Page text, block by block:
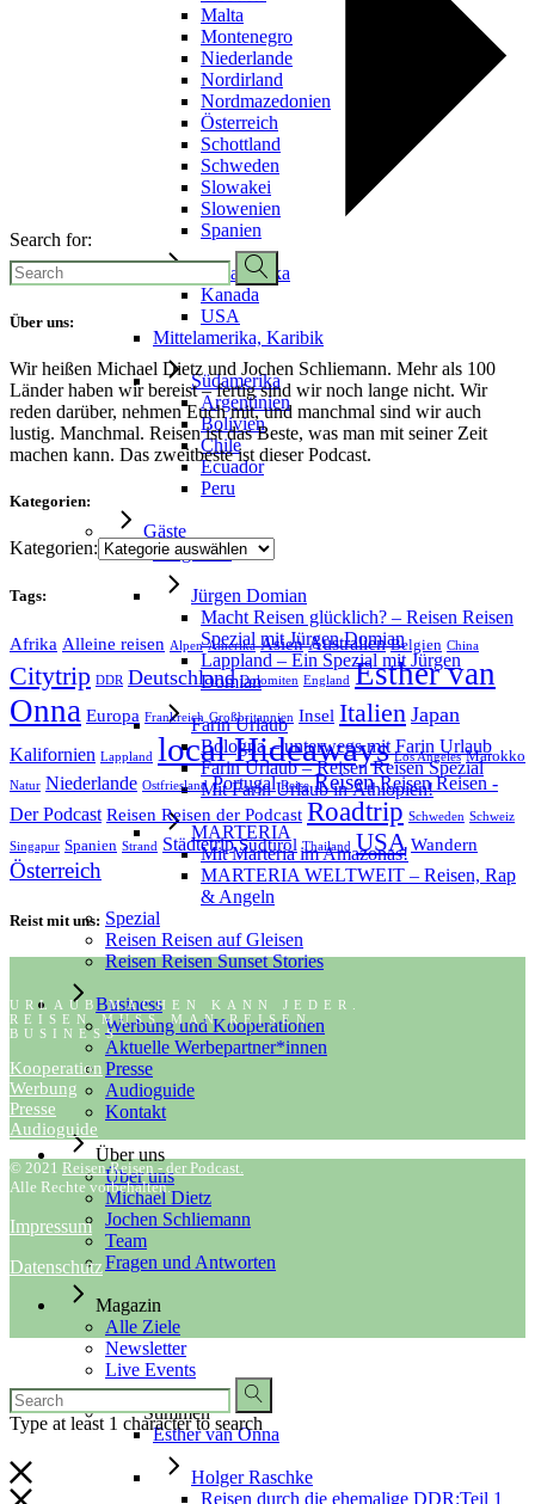
Malta
Montenegro
Niederlande
Nordirland
Nordmazedonien
Österreich
Schottland
Schweden
Slowakei
Slowenien
Spanien
Nordamerika
Kanada
USA
Mittelamerika, Karibik
Südamerika
Argentinien
Bolivien
Chile
Ecuador
Peru
Gäste
Alligatoah
Jürgen Domian
Macht Reisen glücklich? – Reisen Reisen
Spezial mit Jürgen Domian
Lappland – Ein Spezial mit Jürgen
Domian
Farin Urlaub
Bologna – unterwegs mit Farin Urlaub
Farin Urlaub – Reisen Reisen Spezial
Mit Farin Urlaub in Äthiopien!
MARTERIA
Mit Marteria im Amazonas!
MARTERIA WELTWEIT – Reisen, Rap
& Angeln
Spezial
Reisen Reisen auf Gleisen
Reisen Reisen Sunset Stories
Business
Werbung und Kooperationen
Aktuelle Werbepartner*innen
Presse
Audioguide
Kontakt
Über uns
Über uns
Michael Dietz
Jochen Schliemann
Team
Fragen und Antworten
Magazin
Alle Ziele
Newsletter
Live Events
Stimmen
Esther van Onna
Holger Raschke
Reisen durch die ehemalige DDR:Teil 1
Search for:
Über uns:
Wir heißen Michael Dietz und Jochen Schliemann. Mehr als 100
Länder haben wir bereist – fertig sind wir noch lange nicht. Wir
reden darüber, nehmen Euch mit, und manchmal sind wir auch
lustig. Manchmal. Reisen ist das Beste, was man mit seiner Zeit
machen kann. Das zweitbeste ist dieser Podcast.
Kategorien:
Kategorien:
Tags:
Afrika Alleine reisen Alpen Amerika Asien Australien Belgien China
Citytrip DDR Deutschland Dolomiten England Esther van
Onna Europa Frankreich Großbritannien Insel Italien Japan
Kalifornien Lappland local Hideaways Los Angeles Marokko
Natur Niederlande Ostfriesland Portugal Reise Reisen Reisen Reisen -
Der Podcast Reisen Reisen der Podcast Roadtrip Schweden Schweiz
Singapur Spanien Strand Städtetrip Südtirol Thailand USA Wandern
Österreich
Reist mit uns:
URLAUB MACHEN KANN JEDER.
REISEN MUSS MAN REISEN.
BUSINESS
Kooperation
Werbung
Presse
Audioguide
© 2021 Reisen Reisen - der Podcast.
Alle Rechte vorbehalten.
Impressum
Datenschutz
Type at least 1 character to search